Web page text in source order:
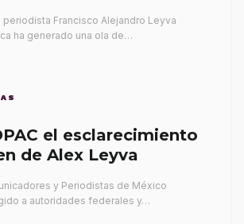
periodista Francisco Alejandro Leyva
ha generado una ola de…
el esclarecimiento
de Alex Leyva
y Periodistas de México
a autoridades federales y…